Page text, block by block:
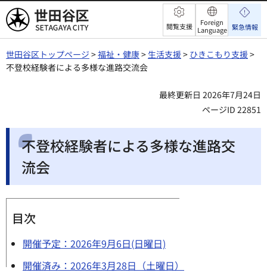
世田谷区 閲覧支援
Foreign
Language 緊急情報
世田谷区トップページ >福祉・健康> 生活支援> ひきこもり支援>
不登校経験者による多様な進路交流会
最終更新日 2026年7月24日
ページID 22851
不登校経験者による多様な進路交
流会
目次
開催予定：2026年9月6日(日曜日)
開催済み：2026年3月28日（土曜日）